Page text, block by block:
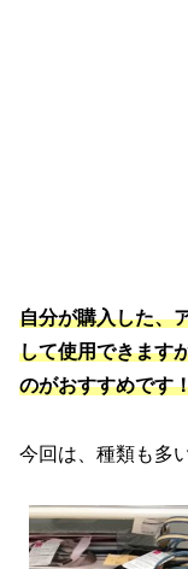
自分が購入した、
して使用できます
のがおすすめです
今回は、種類も多